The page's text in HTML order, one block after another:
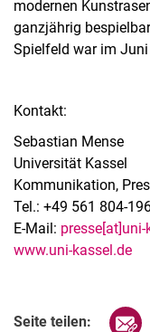
modernen
ganzjährig
Spielfeld war im
Kontakt:
Sebastian Mense
Universität Kassel
Kommunikation,
Tel.: +49 561 804-
E-Mail:
www.uni-kassel.de
Seite teilen: